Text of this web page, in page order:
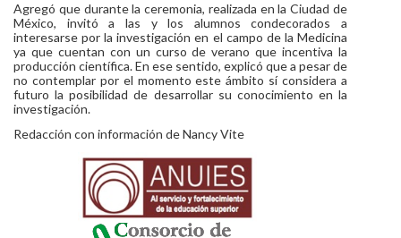
Agregó que durante la ceremonia, realizada en la Ciudad de
México, invitó a las y los alumnos condecorados a
interesarse por la investigación en el campo de la Medicina
ya que cuentan con un curso de verano que incentiva la
producción científica. En ese sentido, explicó que a pesar de
no contemplar por el momento este ámbito sí considera a
futuro la posibilidad de desarrollar su conocimiento en la
investigación.
Redacción con información de Nancy Vite